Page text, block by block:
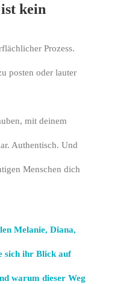
kein
Prozess.
posten oder lauter
mit deinem
Authentisch. Und
Menschen dich
Melanie, Diana,
sich ihr Blick auf
warum dieser Weg